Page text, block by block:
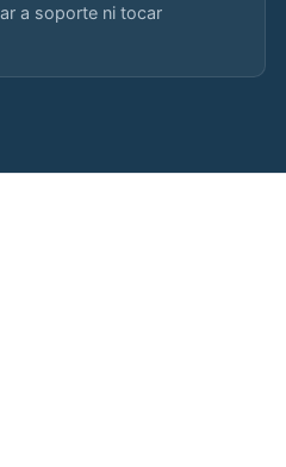
a soporte ni tocar